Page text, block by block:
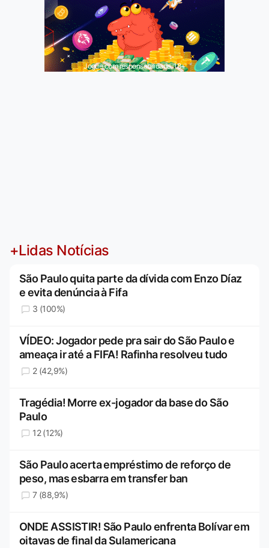
Jogue com responsabilidade. 18+
+Lidas Notícias
São Paulo quita parte da dívida com Enzo Díaz
e evita denúncia à Fifa
3 (100%)
VÍDEO: Jogador pede pra sair do São Paulo e
ameaça ir até a FIFA! Rafinha resolveu tudo
2 (42,9%)
Tragédia! Morre ex-jogador da base do São
Paulo
12 (12%)
São Paulo acerta empréstimo de reforço de
peso, mas esbarra em transfer ban
7 (88,9%)
ONDE ASSISTIR! São Paulo enfrenta Bolívar em
oitavas de final da Sulamericana